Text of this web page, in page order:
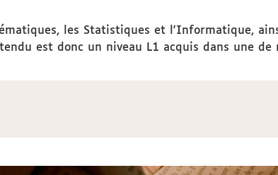
les Statistiques et l'Informatique,
est donc un niveau L1 acquis dans une de